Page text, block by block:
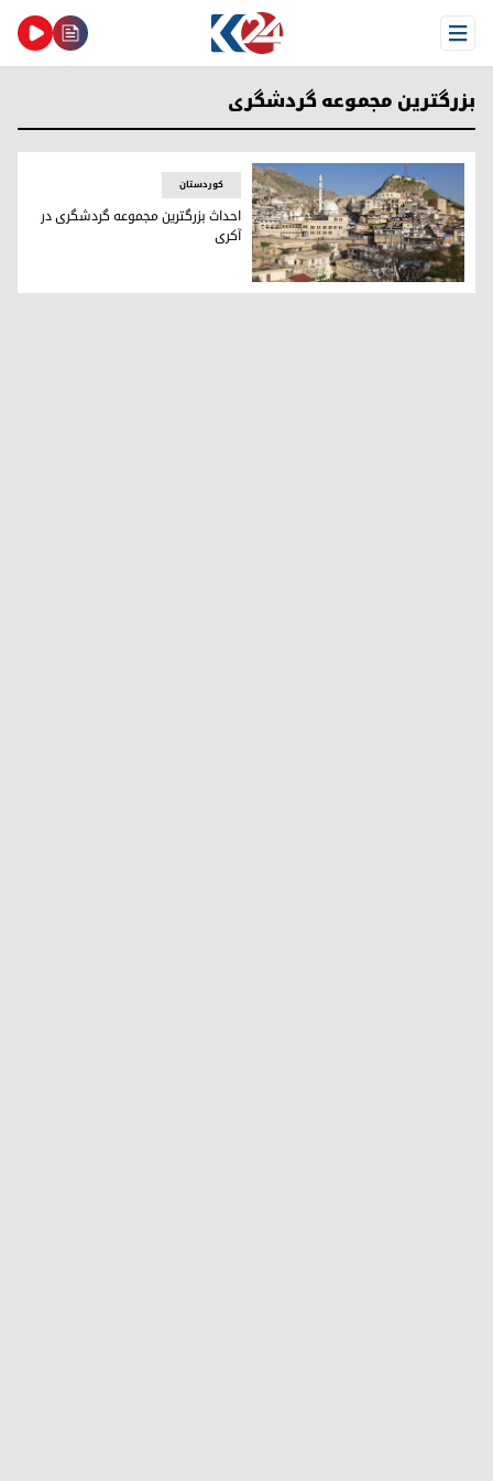
Open Menu
بزرگترین مجموعه گردشگری
شهر تاریخی آکری
کوردستان
احداث بزرگترین مجموعه گردشگری در
آکری